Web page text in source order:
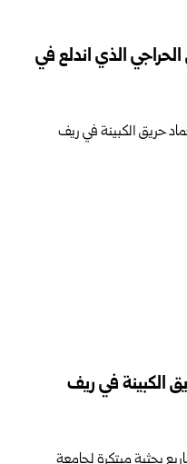
الذي اندلع في
الكبينة في ريف